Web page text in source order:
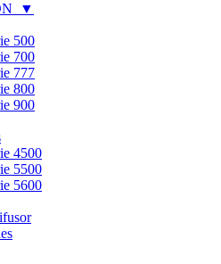
▼
500
700
777
800
900
4500
5500
5600